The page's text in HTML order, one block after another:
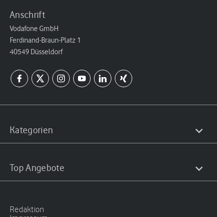
Anschrift
Vodafone GmbH
Ferdinand-Braun-Platz 1
40549 Düsseldorf
Kategorien
Top Angebote
Redaktion